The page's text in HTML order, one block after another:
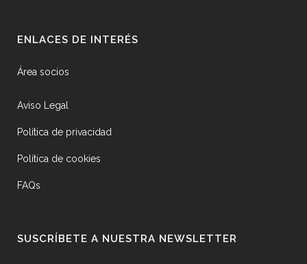
ENLACES DE INTERÉS
Área socios
Aviso Legal
Política de privacidad
Política de cookies
FAQs
SUSCRÍBETE A NUESTRA NEWSLETTER